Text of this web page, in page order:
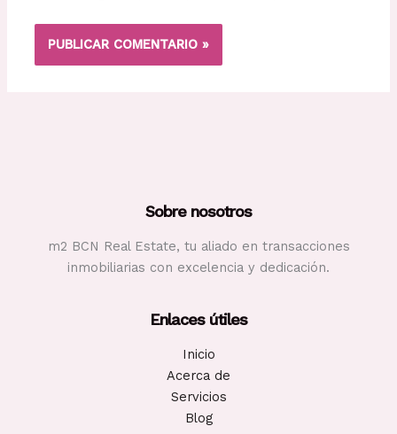
Sobre nosotros
m2 BCN Real Estate, tu aliado en transacciones
inmobiliarias con excelencia y dedicación.
Enlaces útiles
Inicio
Acerca de
Servicios
Blog